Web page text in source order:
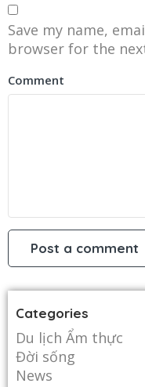
Save my name,
browser for the
Comment
Categories
Du lịch Ẩm thực
Đời sống
News